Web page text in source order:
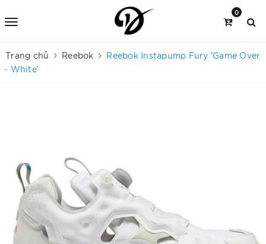
0
Trang chủ Reebok
Reebok Instapump Fury 'Game Over
- White'